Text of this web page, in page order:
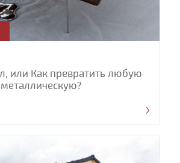
или Как превратить любую